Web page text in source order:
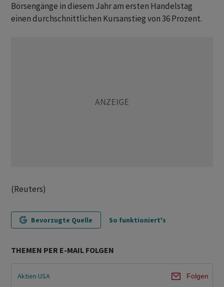
Börsengänge in diesem Jahr am ersten Handelstag
einen durchschnittlichen Kursanstieg von 36 Prozent.
(Reuters)
Bevorzugte Quelle So funktioniert's
THEMEN PER E-MAIL FOLGEN
Aktien USA Folgen